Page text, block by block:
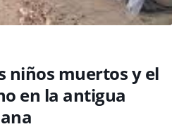
niños muertos y el
en la antigua